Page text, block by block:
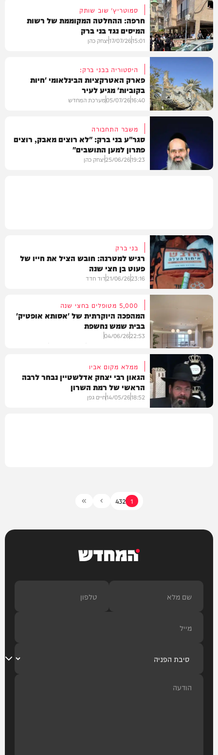
כלכלה
סמוטריץ' שוב שותק
חרפה: ההחלטה המקוממת של רשות
המיסים נגד בני ברק
15:01
17/07/26יצחק כהן
מקומי
היסטוריה בבני ברק:
פארק האטרקציות הבינלאומי 'חיות
בקוביות' מגיע לעיר
16:40
05/07/26מערכת המחדש
משבר התחבורה
סגר"ע בני ברק: "לא רוצים מאבק, רוצים
פתרון למען התושבים"
19:23
25/06/26יצחק כהן
חדשות
בני ברק
רגיש למטרנה: חובש הציל את חייו של
פעוט בן חצי שנה
23:16
21/06/26דוד חדד
חדשות
5,000 מטופלים בחצי שנה
המהפכה היוקרתית של 'אסותא אופטיק'
בבית שמש נחשפת
22:53
04/06/26
מערכת המחדש בשיתוף 'אסותא אופטיק'
ממלא מקום אביו
הגאון רבי יצחק אדלשטיין נבחר לרבה
הראשי של רמת השרון
18:52
14/05/26חיים גפן
1
2
3
4
המחדש